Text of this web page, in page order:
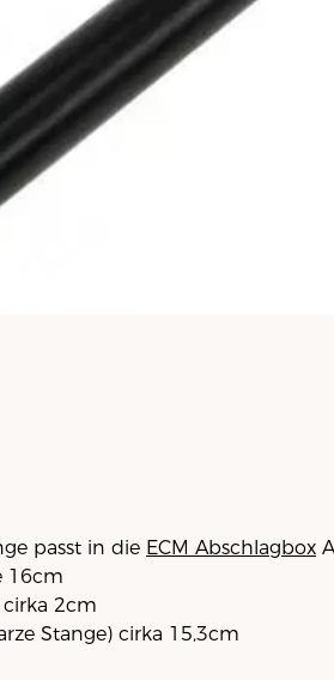
passt in die ECM Abschlagbox
16cm
2cm
Stange) cirka 15,3cm